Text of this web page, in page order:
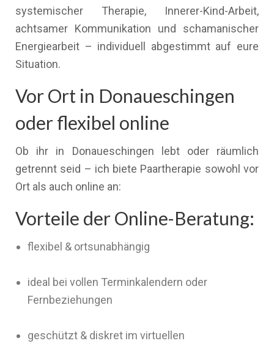
systemischer Therapie, Innerer-Kind-Arbeit,
achtsamer Kommunikation und schamanischer
Energiearbeit – individuell abgestimmt auf eure
Situation.
Vor Ort in Donaueschingen
oder flexibel online
Ob ihr in Donaueschingen lebt oder räumlich
getrennt seid – ich biete Paartherapie sowohl vor
Ort als auch online an:
Vorteile der Online-Beratung:
flexibel & ortsunabhängig
ideal bei vollen Terminkalendern oder
Fernbeziehungen
geschützt & diskret im virtuellen